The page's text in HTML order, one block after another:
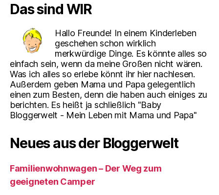
Das sind WIR
Hallo Freunde! In einem Kinderleben
geschehen schon wirklich
merkwürdige Dinge. Es könnte alles so
einfach sein, wenn da meine Großen nicht wären.
Was ich alles so erlebe könnt ihr hier nachlesen.
Außerdem geben Mama und Papa gelegentlich
einen zum Besten, denn die haben auch einiges zu
berichten. Es heißt ja schließlich "Baby
Bloggerwelt - Mein Leben mit Mama und Papa"
Neues aus der Bloggerwelt
Familienwohnwagen – Der Weg zum
geeigneten Camper